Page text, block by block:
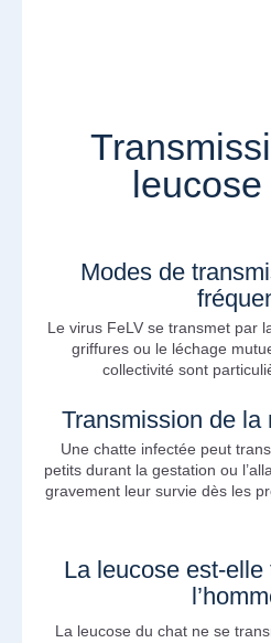
Modes de
Le virus FeLV se transmet par
griffures ou le léchage
collectivité sont
Transmission de la
Une chatte infectée peut
petits durant la gestation ou
gravement leur survie dès les
La leucose est-
La leucose du chat ne se